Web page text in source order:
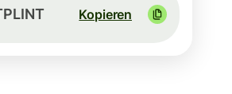
Kopieren